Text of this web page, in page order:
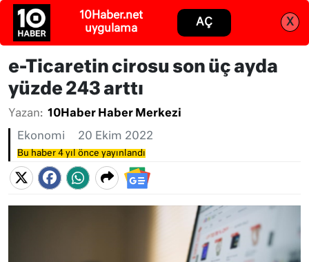
Abone ol Giriş
e-Ticaretin cirosu son üç ayda
yüzde 243 arttı
Yazan: 10Haber Haber Merkezi
Ekonomi 20 Ekim 2022
Bu haber 4 yıl önce yayınlandı